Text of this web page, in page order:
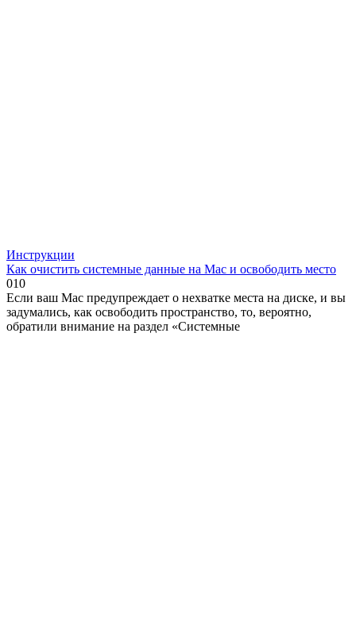
Инструкции
Как очистить системные данные на Mac и освободить место
010
Если ваш Mac предупреждает о нехватке места на диске, и вы
задумались, как освободить пространство, то, вероятно,
обратили внимание на раздел «Системные